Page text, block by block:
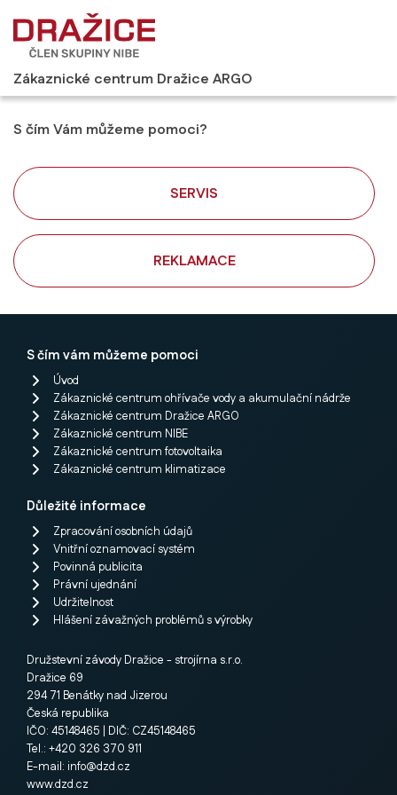
Zákaznické centrum Dražice ARGO
S čím Vám můžeme pomoci?
SERVIS
REKLAMACE
S čím vám můžeme pomoci
Úvod
Zákaznické centrum ohřívače vody a akumulační nádrže
Zákaznické centrum Dražice ARGO
Zákaznické centrum NIBE
Zákaznické centrum fotovoltaika
Zákaznické centrum klimatizace
Důležité informace
Zpracování osobních údajů
Vnitřní oznamovací systém
Povinná publicita
Právní ujednání
Udržitelnost
Hlášení závažných problémů s výrobky
Družstevní závody Dražice - strojírna s.r.o.
Dražice 69
294 71 Benátky nad Jizerou
Česká republika
IČO: 45148465 | DIČ: CZ45148465
Tel.: +420 326 370 911
E-mail: info@dzd.cz
www.dzd.cz